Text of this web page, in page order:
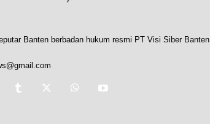
Banten berbadan hukum resmi PT Visi Siber Banten